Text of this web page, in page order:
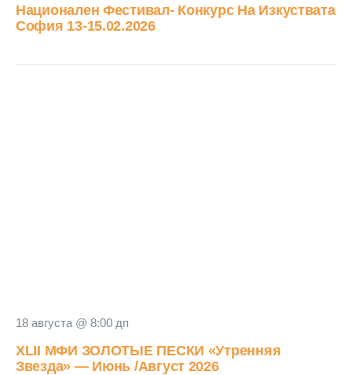
Национален Фестивал- Конкурс На Изкуствата
София 13-15.02.2026
18 августа @ 8:00 дп
XLII МФИ ЗОЛОТЫЕ ПЕСКИ «Утренняя
Звезда» — Июнь /Август 2026